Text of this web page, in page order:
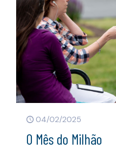
04/02/2025
O Mês do Milhão